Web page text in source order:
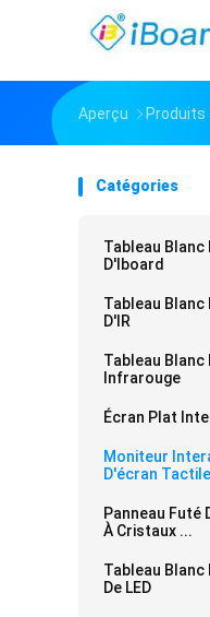
Aperçu Produits
Catégories
Tableau
D'Iboard
Tableau
D'IR
Tableau
Infrarouge
Écran Plat
Moniteur
D'écran Tactile
Panneau Futé
À Cristaux ...
Tableau
De LED